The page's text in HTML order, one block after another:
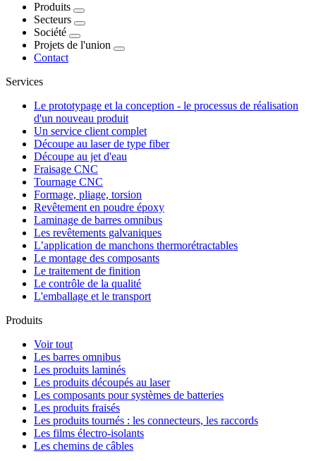
Produits
Secteurs
Société
Projets de l'union
Contact
Services
Le prototypage et la conception - le processus de réalisation
d'un nouveau produit
Un service client complet
Découpe au laser de type fiber
Découpe au jet d'eau
Fraisage CNC
Tournage CNC
Formage, pliage, torsion
Revêtement en poudre époxy
Laminage de barres omnibus
Les revêtements galvaniques
L’application de manchons thermorétractables
Le montage des composants
Le traitement de finition
Le contrôle de la qualité
L'emballage et le transport
Produits
Voir tout
Les barres omnibus
Les produits laminés
Les produits découpés au laser
Les composants pour systèmes de batteries
Les produits fraisés
Les produits tournés : les connecteurs, les raccords
Les films électro-isolants
Les chemins de câbles